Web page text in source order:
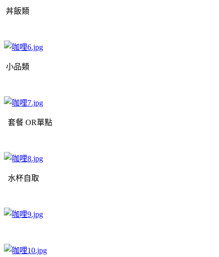
丼飯類
小品類
套餐 OR單點
水杯自取